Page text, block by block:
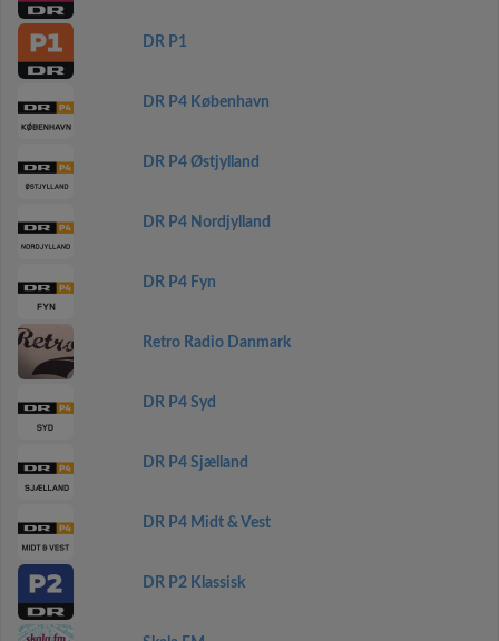
DR P1
DR P4 København
DR P4 Østjylland
DR P4 Nordjylland
DR P4 Fyn
Retro Radio Danmark
DR P4 Syd
DR P4 Sjælland
DR P4 Midt & Vest
DR P2 Klassisk